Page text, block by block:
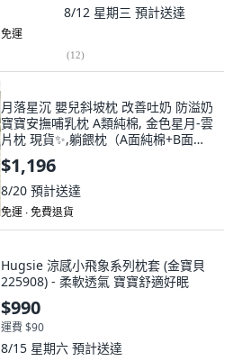
8/12 星期三 預計送達
免運
(12)
月落星沉 嬰兒斜坡枕 改善吐奶 防溢奶
寶寶安撫哺乳枕 A類純棉, 金色星月-雲
片枕 現貨✨,躺餵枕（A面純棉+B面透
氣網格布）
$1,196
8/20 預計送達
免運 ∙ 免費退貨
Hugsie 涼感小飛象系列枕套 (金寶貝
225908) - 柔軟透氣 寶寶舒適好眠
$990
運費 $90
8/15 星期六 預計送達